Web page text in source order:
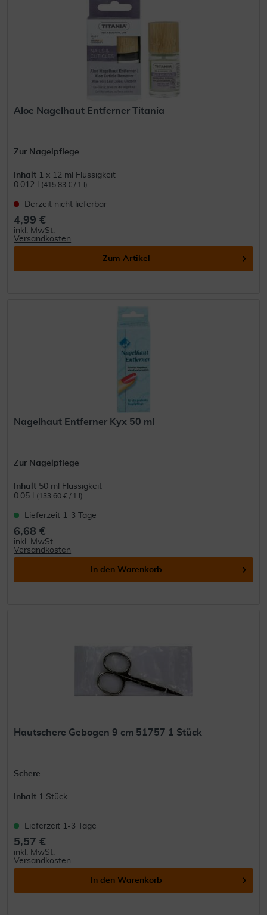
Aloe Nagelhaut Entferner Titania
Zur Nagelpflege
Inhalt 1 x 12 ml Flüssigkeit
0.012 l
(415,83 € / 1 l)
Derzeit nicht lieferbar
4,99 €
inkl. MwSt.
Versandkosten
Zum Artikel
Nagelhaut Entferner Kyx 50 ml
Zur Nagelpflege
Inhalt 50 ml Flüssigkeit
0.05 l
(133,60 € / 1 l)
Lieferzeit 1-3 Tage
6,68 €
inkl. MwSt.
Versandkosten
In den Warenkorb
Hautschere Gebogen 9 cm 51757 1 Stück
Schere
Inhalt 1 Stück
Lieferzeit 1-3 Tage
5,57 €
inkl. MwSt.
Versandkosten
In den Warenkorb